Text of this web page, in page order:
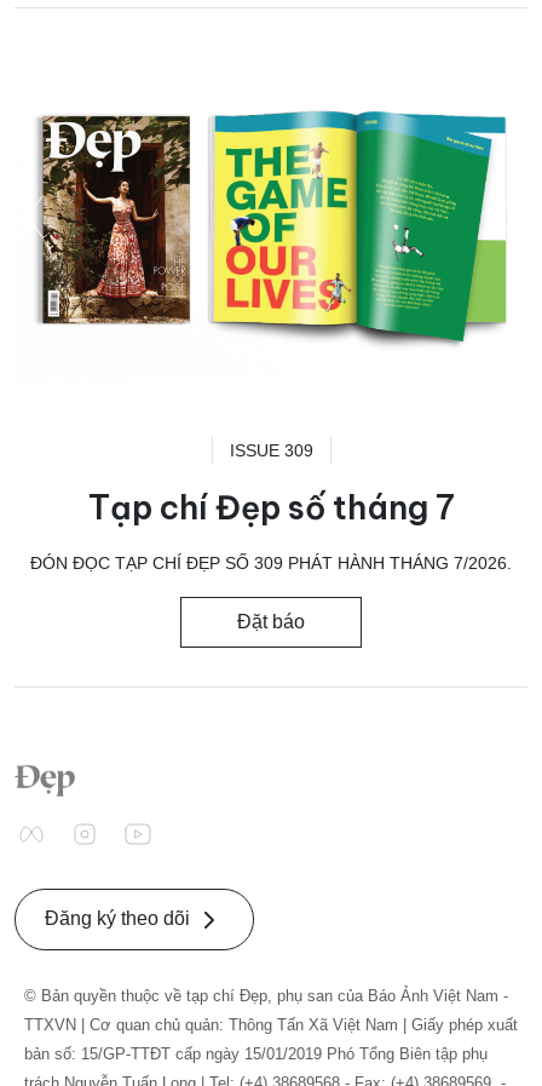
ISSUE 309
Tạp chí Đẹp số tháng 7
ĐÓN ĐỌC TẠP CHÍ ĐẸP SỐ 309 PHÁT HÀNH THÁNG 7/2026.
Đặt báo
Đăng ký theo dõi
© Bản quyền thuộc về tạp chí Đẹp, phụ san của Báo Ảnh Việt Nam -
TTXVN | Cơ quan chủ quản: Thông Tấn Xã Việt Nam | Giấy phép xuất
bản số: 15/GP-TTĐT cấp ngày 15/01/2019 Phó Tổng Biên tập phụ